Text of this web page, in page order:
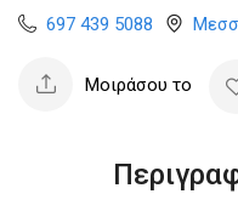
697 439 5088
Μοιράσου το